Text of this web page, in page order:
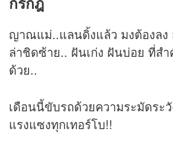
ญาณแม่..แลนดิ้งแล้ว มงต้องลง
ล่าชิดซ้าย.. ฝันเก่ง ฝันบ่อย ที่ส
ด้วย..
เดือนนี้ขับรถด้วยความระมัดระ
แรงแซงทุกเทอร์โบ!!